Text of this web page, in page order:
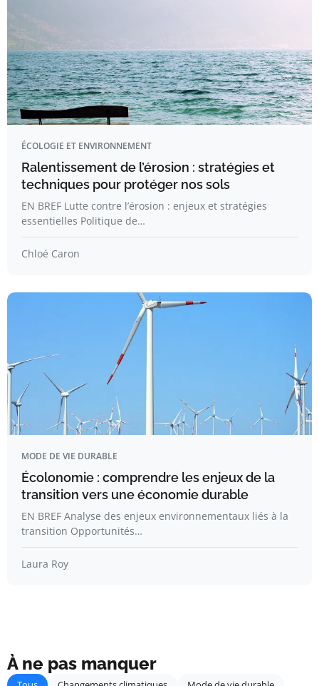
ÉCOLOGIE ET ENVIRONNEMENT
Ralentissement de l’érosion : stratégies et
techniques pour protéger nos sols
EN BREF Lutte contre l’érosion : enjeux et stratégies
essentielles Politique de…
Chloé Caron
MODE DE VIE DURABLE
Écolonomie : comprendre les enjeux de la
transition vers une économie durable
EN BREF Analyse des enjeux environnementaux liés à la
transition Opportunités…
Laura Roy
À ne pas manquer